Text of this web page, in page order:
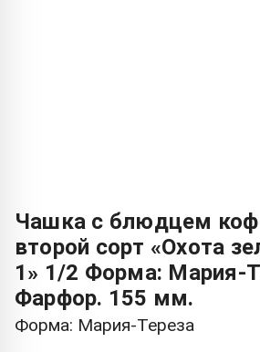
Чашка с блюдцем
второй сорт «Охота
1» 1/2 Форма: Мария-
Фарфор. 155 мм.
Форма: Мария-Тереза